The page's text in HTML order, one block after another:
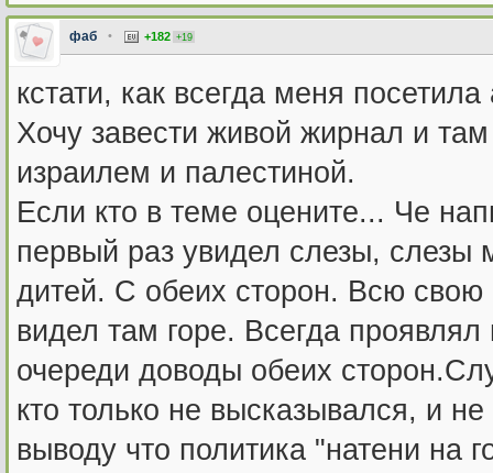
фаб • +182 +19
кстати, как всегда меня
Хочу завести живой жирнал и
израилем и палестиной.
Если кто в теме оцените... Че
первый раз увидел слезы, слезы
дитей. С обеих сторон. Всю свою
видел там горе. Всегда
очереди доводы обеих
кто только не высказывался, и
выводу что политика "натени на